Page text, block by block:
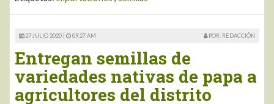
27 JULIO 2020 | 09:27 AM POR: REDACCIÓN
Entregan semillas de
variedades nativas de papa a
agricultores del distrito